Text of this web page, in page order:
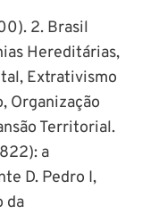
2. Brasil
Hereditárias,
Extrativismo
Organização
Territorial.
a
D. Pedro I,
da